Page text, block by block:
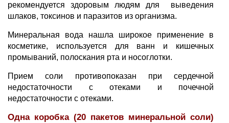
рекомендуется здоровым людям для выведения
шлаков, токсинов и паразитов из организма.
Минеральная вода нашла широкое применение в
косметике, используется для ванн и кишечных
промываний, полоскания рта и носоглотки.
Прием соли противопоказан при сердечной
недостаточности с отеками и почечной
недостаточности с отеками.
Одна коробка (20 пакетов минеральной соли)